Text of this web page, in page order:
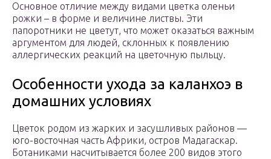
Основное отличие между видами цветка оленьи
рожки – в форме и величине листвы. Эти
папоротники не цветут, что может оказаться важным
аргументом для людей, склонных к появлению
аллергических реакций на цветочную пыльцу.
Особенности ухода за каланхоэ в
домашних условиях
Цветок родом из жарких и засушливых районов —
юго-восточная часть Африки, остров Мадагаскар.
Ботаниками насчитывается более 200 видов этого